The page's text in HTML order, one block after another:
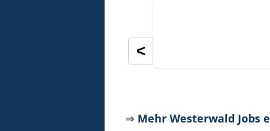
<
⇒ Mehr Westerwald Jobs